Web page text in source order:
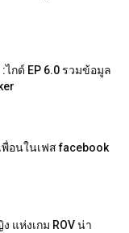
ไกด์ EP 6.0 รวมข้อมูล
อนในเฟส facebook
แห่งเกม ROV น่า